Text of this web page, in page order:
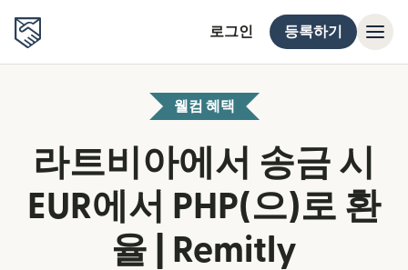
로그인 등록하기
웰컴 혜택
라트비아에서 송금 시
EUR에서 PHP(으)로 환
율 | Remitly